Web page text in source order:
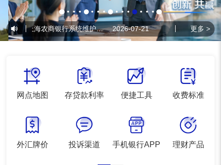
• 上海农商银行系统维护公告 2026-07-21 • 上海农商银行系统维
更多 >
网点地图
外汇牌价
存贷款利率
投诉渠道
便捷工具
手机银行APP
收费标准
理财产品